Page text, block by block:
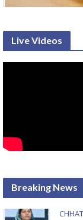
Live Videos
Breaking News